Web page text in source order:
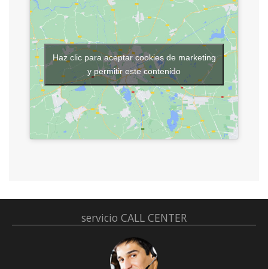
Haz clic para aceptar cookies de marketing
y permitir este contenido
servicio CALL CENTER